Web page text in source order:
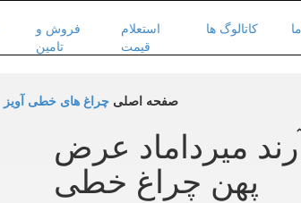
فروش و
تامین
استعلام
قیمت
کاتالوگ ها
صفحه اصلی چراغ های خطی آویز
آویز 30 وات آرند میرداماد عرض
پهن چراغ خطی